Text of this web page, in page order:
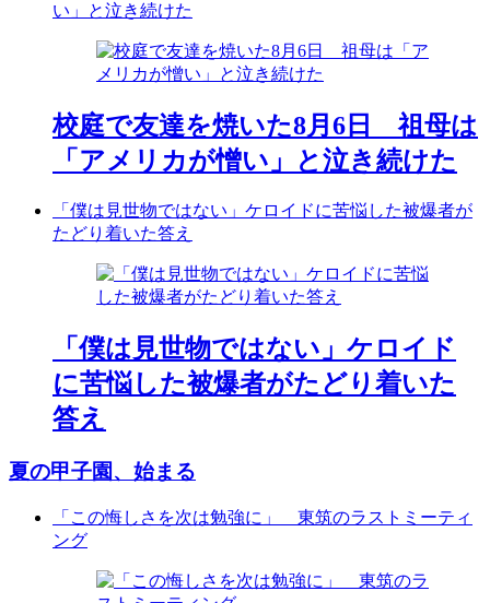
い」と泣き続けた
校庭で友達を焼いた8月6日 祖母は
「アメリカが憎い」と泣き続けた
「僕は見世物ではない」ケロイドに苦悩した被爆者が
たどり着いた答え
「僕は見世物ではない」ケロイド
に苦悩した被爆者がたどり着いた
答え
夏の甲子園、始まる
「この悔しさを次は勉強に」 東筑のラストミーティ
ング